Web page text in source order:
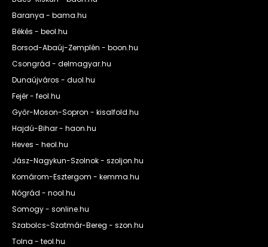
Baranya - bama.hu
Békés - beol.hu
Borsod-Abaúj-Zemplén - boon.hu
Csongrád - delmagyar.hu
Dunaújváros - duol.hu
Fejér - feol.hu
Győr-Moson-Sopron - kisalfold.hu
Hajdú-Bihar - haon.hu
Heves - heol.hu
Jász-Nagykun-Szolnok - szoljon.hu
Komárom-Esztergom - kemma.hu
Nógrád - nool.hu
Somogy - sonline.hu
Szabolcs-Szatmár-Bereg - szon.hu
Tolna - teol.hu